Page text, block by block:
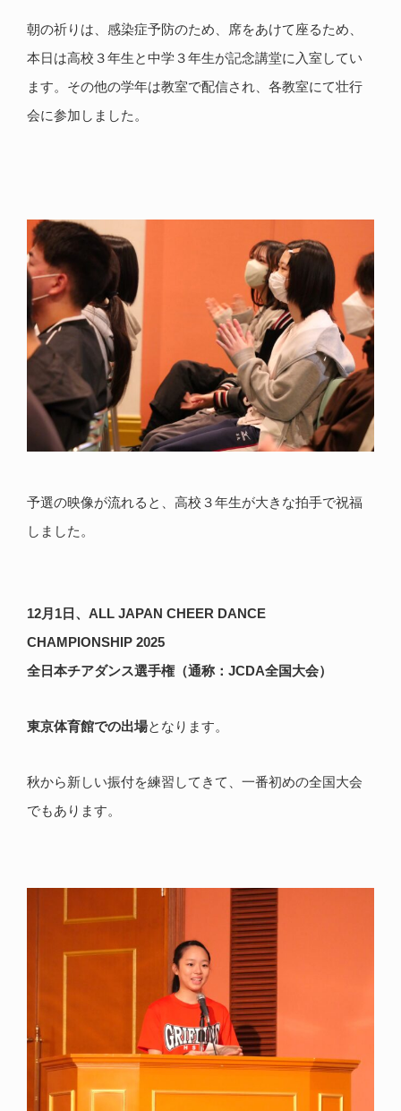
朝の祈りは、感染症予防のため、席をあけて座るため、
本日は高校３年生と中学３年生が記念講堂に入室してい
ます。その他の学年は教室で配信され、各教室にて壮行
会に参加しました。
予選の映像が流れると、高校３年生が大きな拍手で祝福
しました。
12月1日、ALL JAPAN CHEER DANCE
CHAMPIONSHIP 2025
全日本チアダンス選手権（通称：JCDA全国大会）
東京体育館での出場となります。
秋から新しい振付を練習してきて、一番初めの全国大会
でもあります。